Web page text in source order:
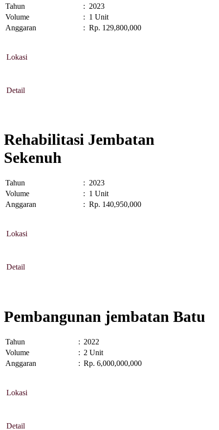
Tahun : 2023
Volume
: 1 Unit
Anggaran
: Rp. 129,800,000
Lokasi
Detail
Rehabilitasi Jembatan
Sekenuh
Tahun : 2023
Volume
: 1 Unit
Anggaran
: Rp. 140,950,000
Lokasi
Detail
Pembangunan jembatan Batu
Tahun : 2022
Volume
: 2 Unit
Anggaran
: Rp. 6,000,000,000
Lokasi
Detail